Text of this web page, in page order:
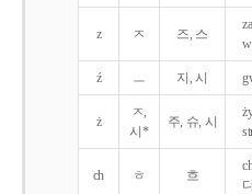
z ㅈ 즈, 스
ź ㅡ 지, 시
ż
ㅈ,
시*
주, 슈, 시
ch ㅎ 흐